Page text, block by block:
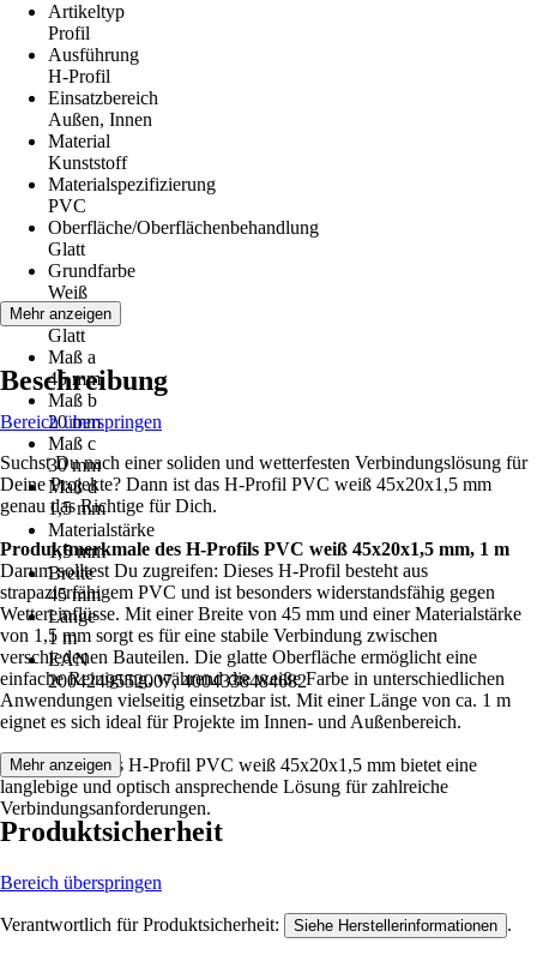
Artikeltyp
Profil
Ausführung
H-Profil
Einsatzbereich
Außen, Innen
Material
Kunststoff
Materialspezifizierung
PVC
Oberfläche/Oberflächenbehandlung
Glatt
Grundfarbe
Weiß
Struktur
Glatt
Maß a
45 mm
Maß b
20 mm
Maß c
30 mm
Maß d
1,5 mm
Materialstärke
1,5 mm
Breite
45 mm
Länge
1 m
EAN
2004249552007, 4004338484682
Mehr anzeigen
Beschreibung
Bereich überspringen
Suchst Du nach einer soliden und wetterfesten Verbindungslösung für
Deine Projekte? Dann ist das H-Profil PVC weiß 45x20x1,5 mm
genau das Richtige für Dich.
Produktmerkmale des H-Profils PVC weiß 45x20x1,5 mm, 1 m
Darum solltest Du zugreifen: Dieses H-Profil besteht aus
strapazierfähigem PVC und ist besonders widerstandsfähig gegen
Wettereinflüsse. Mit einer Breite von 45 mm und einer Materialstärke
von 1,5 mm sorgt es für eine stabile Verbindung zwischen
verschiedenen Bauteilen. Die glatte Oberfläche ermöglicht eine
einfache Reinigung, während die weiße Farbe in unterschiedlichen
Anwendungen vielseitig einsetzbar ist. Mit einer Länge von ca. 1 m
eignet es sich ideal für Projekte im Innen- und Außenbereich.
Festgezurrt: Das H-Profil PVC weiß 45x20x1,5 mm bietet eine
langlebige und optisch ansprechende Lösung für zahlreiche
Verbindungsanforderungen.
Mehr anzeigen
Produktsicherheit
Bereich überspringen
Verantwortlich für Produktsicherheit: Siehe Herstellerinformationen .